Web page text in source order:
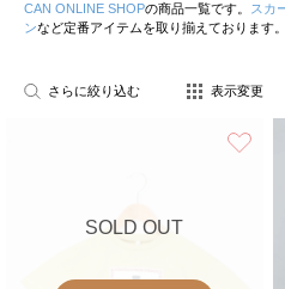
CAN ONLINE SHOPの商品一覧です。 スカ
ンなど定番アイテムを取り揃えております。
さらに絞り込む 表示変更
SOLD OUT